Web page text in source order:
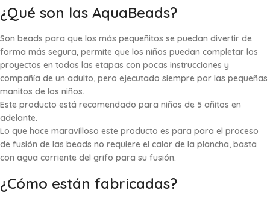
¿Qué son las AquaBeads?
Son beads para que los más pequeñitos se puedan divertir de
forma más segura, permite que los niños puedan completar los
proyectos en todas las etapas con pocas instrucciones y
compañía de un adulto, pero ejecutado siempre por las pequeñas
manitos de los niños.
Este producto está recomendado para niños de 5 añitos en
adelante.
Lo que hace maravilloso este producto es para para el proceso
de fusión de las beads no requiere el calor de la plancha, basta
con agua corriente del grifo para su fusión.
¿Cómo están fabricadas?